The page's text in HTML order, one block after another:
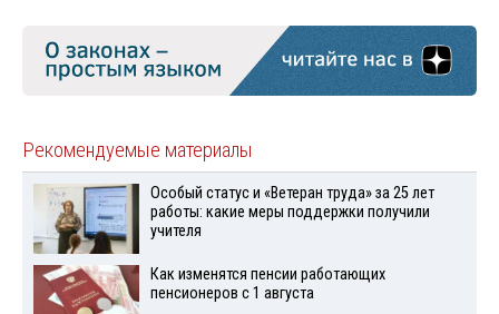
Рекомендуемые материалы
Особый статус и «Ветеран труда» за 25 лет
работы: какие меры поддержки получили
учителя
Как изменятся пенсии работающих
пенсионеров с 1 августа